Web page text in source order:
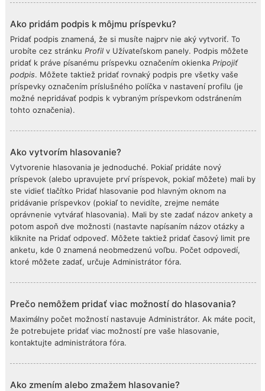
Ako pridám podpis k môjmu príspevku?
Pridať podpis znamená, že si musíte najprv nie aký vytvoriť. To
urobíte cez stránku Profil v Užívateľskom panely. Podpis môžete
pridať k práve písanému príspevku označením okienka Pripojiť
podpis. Môžete taktiež pridať rovnaký podpis pre všetky vaše
príspevky označením príslušného políčka v nastavení profilu (je
možné nepridávať podpis k vybraným príspevkom odstránením
tohto označenia).
Ako vytvorím hlasovanie?
Vytvorenie hlasovania je jednoduché. Pokiaľ pridáte nový
príspevok (alebo upravujete prví príspevok, pokiaľ môžete) mali by
ste vidieť tlačítko Pridať hlasovanie pod hlavným oknom na
pridávanie príspevkov (pokiaľ to nevidíte, zrejme nemáte
oprávnenie vytvárať hlasovania). Mali by ste zadať názov ankety a
potom aspoň dve možnosti (nastavte napísaním názov otázky a
kliknite na Pridať odpoveď. Môžete taktiež pridať časový limit pre
anketu, kde 0 znamená neobmedzenú voľbu. Počet odpovedí,
ktoré môžete zadať, určuje Administrátor fóra.
Prečo nemôžem pridať viac možností do hlasovania?
Maximálny počet možností nastavuje Administrátor. Ak máte pocit,
že potrebujete pridať viac možností pre vaše hlasovanie,
kontaktujte administrátora fóra.
Ako zmením alebo zmažem hlasovanie?